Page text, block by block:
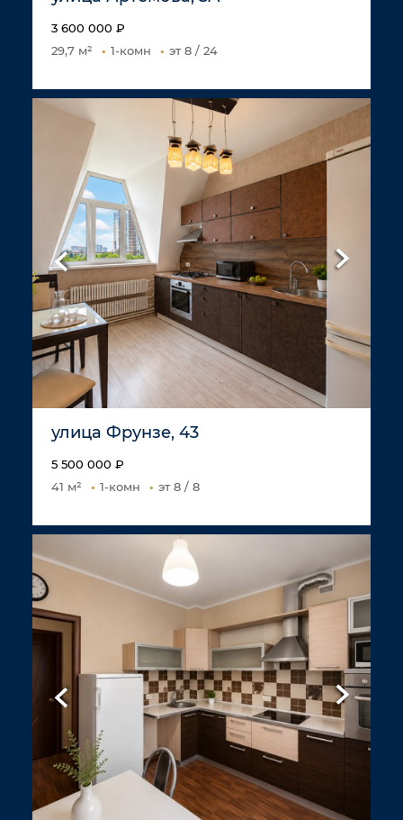
3 600 000 ₽
29,7 м²
1-комн эт 8 / 24
улица Фрунзе, 43
5 500 000 ₽
41 м²
1-комн эт 8 / 8